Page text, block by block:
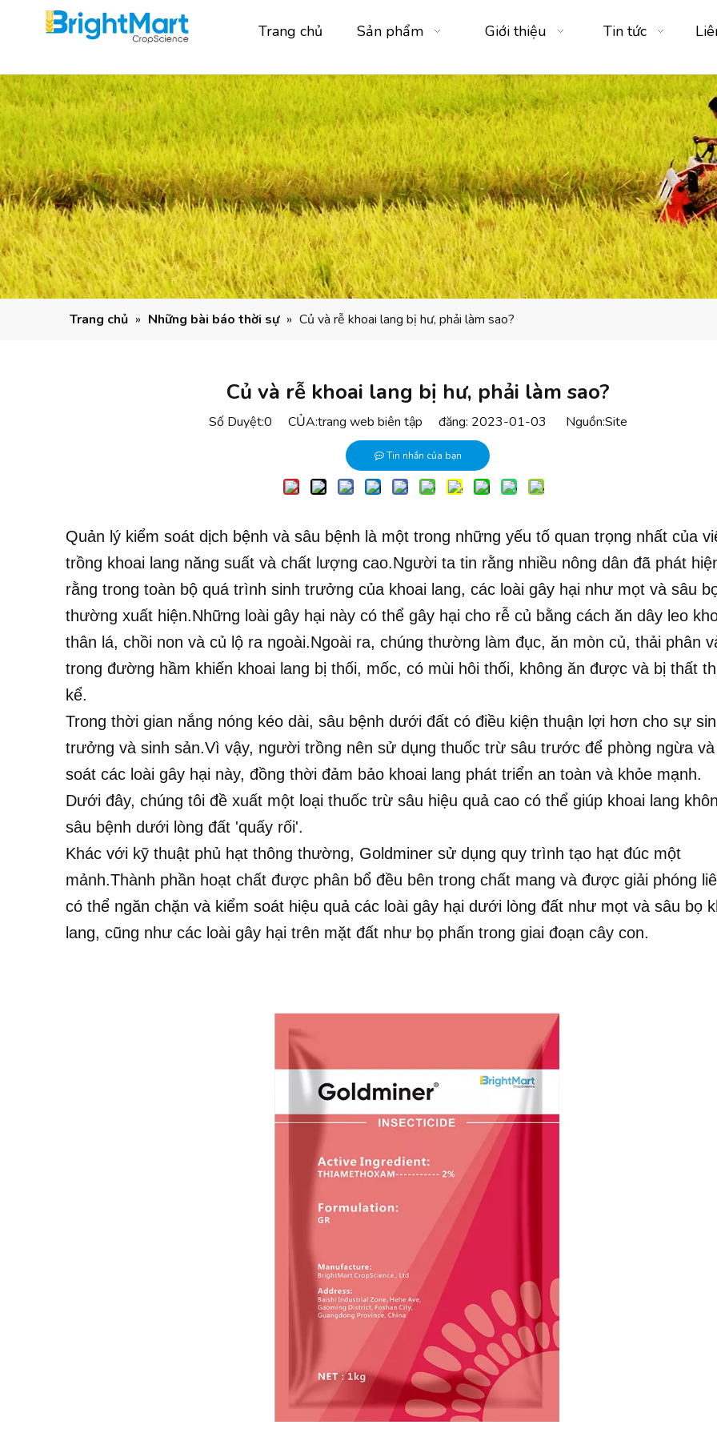
Trang chủ Sản phẩm Giới thiệu Tin tức
Trang chủ » Những bài báo thời sự » Củ và rễ khoai lang bị hư, phải làm sao?
Củ và rễ khoai lang bị hư, phải làm sao?
Số Duyệt:0 CỦA:trang web biên tập đăng: 2023-01-03 Nguồn:Site
Tin nhắn của bạn
Quản lý kiểm soát dịch bệnh và sâu bệnh là một trong những yếu tố quan trọng nhất của
trồng khoai lang năng suất và chất lượng cao.Người ta tin rằng nhiều nông dân đã phát
rằng trong toàn bộ quá trình sinh trưởng của khoai lang, các loài gây hại như mọt và sâu
thường xuất hiện.Những loài gây hại này có thể gây hại cho rễ củ bằng cách ăn dây leo
thân lá, chồi non và củ lộ ra ngoài.Ngoài ra, chúng thường làm đục, ăn mòn củ, thải phân
trong đường hầm khiến khoai lang bị thối, mốc, có mùi hôi thối, không ăn được và bị thất
kể.
Trong thời gian nắng nóng kéo dài, sâu bệnh dưới đất có điều kiện thuận lợi hơn cho sự
trưởng và sinh sản.Vì vậy, người trồng nên sử dụng thuốc trừ sâu trước để phòng ngừa và
soát các loài gây hại này, đồng thời đảm bảo khoai lang phát triển an toàn và khỏe mạnh.
Dưới đây, chúng tôi đề xuất một loại thuốc trừ sâu hiệu quả cao có thể giúp khoai lang
sâu bệnh dưới lòng đất 'quấy rối'.
Khác với kỹ thuật phủ hạt thông thường, Goldminer sử dụng quy trình tạo hạt đúc một
mảnh.Thành phần hoạt chất được phân bổ đều bên trong chất mang và được giải phóng
có thể ngăn chặn và kiểm soát hiệu quả các loài gây hại dưới lòng đất như mọt và sâu bọ
lang, cũng như các loài gây hại trên mặt đất như bọ phấn trong giai đoạn cây con.